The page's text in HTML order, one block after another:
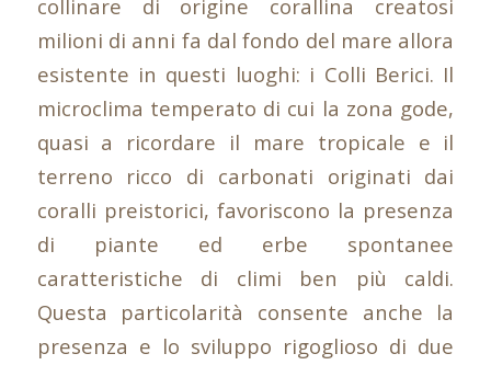
collinare di origine corallina creatosi
milioni di anni fa dal fondo del mare allora
esistente in questi luoghi: i Colli Berici. Il
microclima temperato di cui la zona gode,
quasi a ricordare il mare tropicale e il
terreno ricco di carbonati originati dai
coralli preistorici, favoriscono la presenza
di piante ed erbe spontanee
caratteristiche di climi ben più caldi.
Questa particolarità consente anche la
presenza e lo sviluppo rigoglioso di due